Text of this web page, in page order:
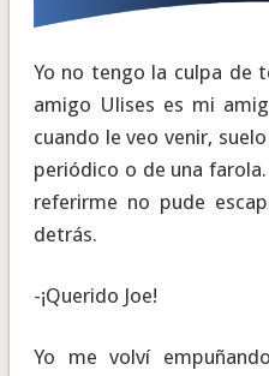
Yo no tengo la culpa de
amigo Ulises es mi
cuando le veo venir,
periódico o de una
referirme no pude
detrás.
-¡Querido Joe!
Yo me volví